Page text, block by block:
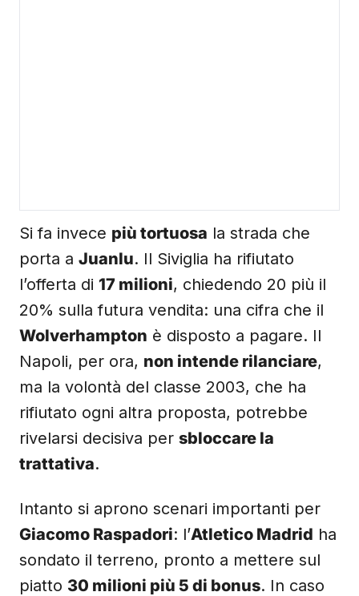
Si fa invece più tortuosa la strada che
porta a Juanlu. Il Siviglia ha rifiutato
l’offerta di 17 milioni, chiedendo 20 più il
20% sulla futura vendita: una cifra che il
Wolverhampton è disposto a pagare. Il
Napoli, per ora, non intende rilanciare,
ma la volontà del classe 2003, che ha
rifiutato ogni altra proposta, potrebbe
rivelarsi decisiva per sbloccare la
trattativa.
Intanto si aprono scenari importanti per
Giacomo Raspadori: l’Atletico Madrid ha
sondato il terreno, pronto a mettere sul
piatto 30 milioni più 5 di bonus. In caso